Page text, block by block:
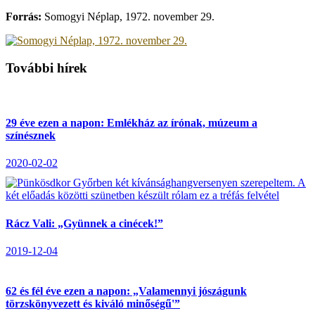
Forrás: Somogyi Néplap, 1972. november 29.
További hírek
29 éve ezen a napon: Emlékház az írónak, múzeum a
színésznek
2020-02-02
Rácz Vali: „Gyünnek a cinécek!”
2019-12-04
62 és fél éve ezen a napon: „Valamennyi jószágunk
törzskönyvezett és kiváló minőségű'”